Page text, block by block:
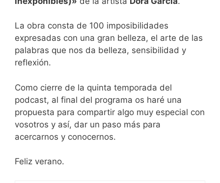
La obra consta de 100 imposibilidades
expresadas con una gran belleza, el arte de las
palabras que nos da belleza, sensibilidad y
reflexión.
Como cierre de la quinta temporada del
podcast, al final del programa os haré una
propuesta para compartir algo muy especial con
vosotros y así, dar un paso más para
acercarnos y conocernos.
Feliz verano.